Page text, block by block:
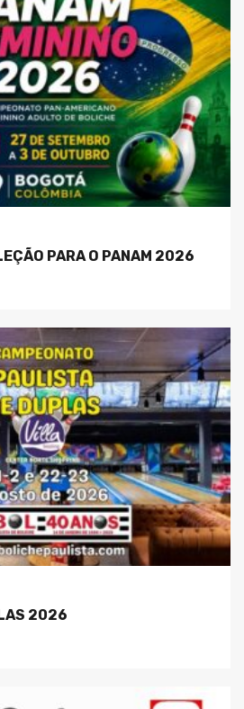
PARA O PANAM 2026
2026